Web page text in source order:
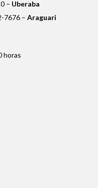
– Uberaba
7676 – Araguari
horas